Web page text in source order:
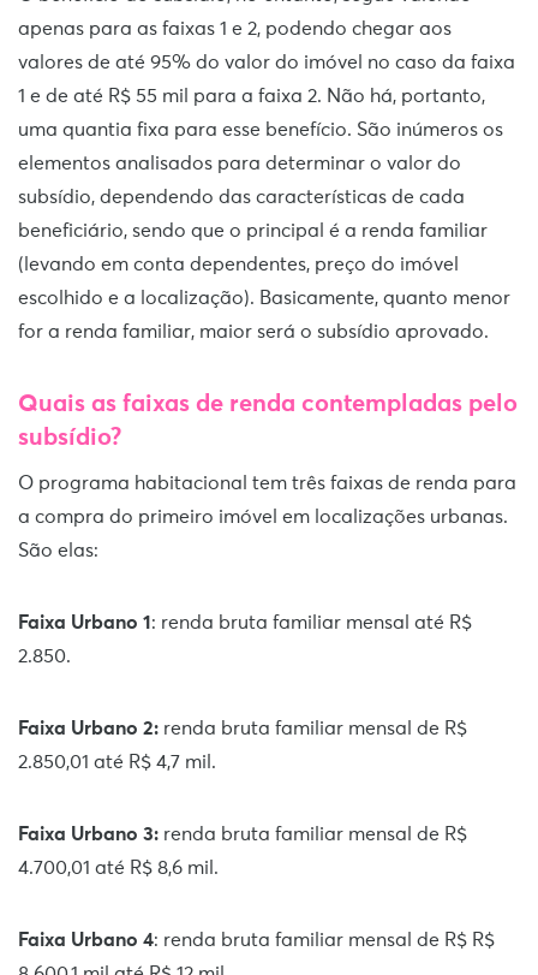
apenas para as faixas 1 e 2, podendo chegar aos
valores de até 95% do valor do imóvel no caso da faixa
1 e de até R$ 55 mil para a faixa 2. Não há, portanto,
uma quantia fixa para esse benefício. São inúmeros os
elementos analisados para determinar o valor do
subsídio, dependendo das características de cada
beneficiário, sendo que o principal é a renda familiar
(levando em conta dependentes, preço do imóvel
escolhido e a localização). Basicamente, quanto menor
for a renda familiar, maior será o subsídio aprovado.
Quais as faixas de renda contempladas pelo
subsídio?
O programa habitacional tem três faixas de renda para
a compra do primeiro imóvel em localizações urbanas.
São elas:
Faixa Urbano 1 : renda bruta familiar mensal até R$
2.850.
Faixa Urbano 2: renda bruta familiar mensal de R$
2.850,01 até R$ 4,7 mil.
Faixa Urbano 3: renda bruta familiar mensal de R$
4.700,01 até R$ 8,6 mil.
Faixa Urbano 4: renda bruta familiar mensal de R$ R$